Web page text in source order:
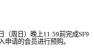
日（周日）晚上11:59前完成SF9
申请的会员进行预购。